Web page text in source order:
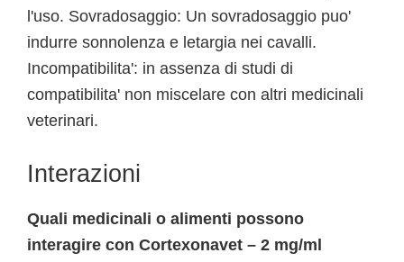
l'uso. Sovradosaggio: Un sovradosaggio puo'
indurre sonnolenza e letargia nei cavalli.
Incompatibilita': in assenza di studi di
compatibilita' non miscelare con altri medicinali
veterinari.
Interazioni
Quali medicinali o alimenti possono
interagire con Cortexonavet – 2 mg/ml